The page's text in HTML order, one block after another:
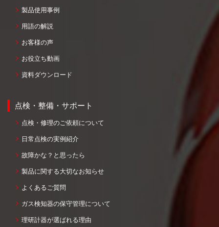
製品使用事例
用語の解説
お客様の声
お役立ち動画
資料ダウンロード
点検・整備・サポート
点検・修理のご依頼について
日常点検の実例紹介
故障かな？と思ったら
製品に関する大切なお知らせ
よくあるご質問
ガス検知器の保守管理について
理研計器が選ばれる理由